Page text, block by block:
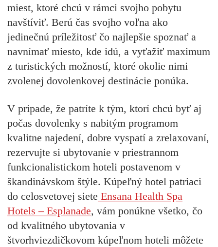
miest, ktoré chcú v rámci svojho pobytu
navštíviť. Berú čas svojho voľna ako
jedinečnú príležitosť čo najlepšie spoznať a
navnímať miesto, kde idú, a vyťažiť maximum
z turistických možností, ktoré okolie nimi
zvolenej dovolenkovej destinácie ponúka.
V prípade, že patríte k tým, ktorí chcú byť aj
počas dovolenky s nabitým programom
kvalitne najedení, dobre vyspatí a zrelaxovaní,
rezervujte si ubytovanie v priestrannom
funkcionalistickom hoteli postavenom v
škandinávskom štýle. Kúpeľný hotel patriaci
do celosvetovej siete Ensana Health Spa
Hotels – Esplanade, vám ponúkne všetko, čo
od kvalitného ubytovania v
štvorhviezdičkovom kúpeľnom hoteli môžete